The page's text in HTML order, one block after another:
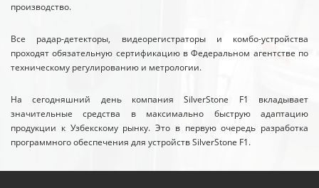
производство.
Все радар-детекторы, видеорегистраторы и комбо-устройства
проходят обязательную сертификацию в Федеральном агентстве по
техническому регулированию и метрологии.
На сегодняшний день компания SilverStone F1 вкладывает
значительные средства в максимально быструю адаптацию
продукции к Узбекскому рынку. Это в первую очередь разработка
программного обеспечения для устройств SilverStone F1.